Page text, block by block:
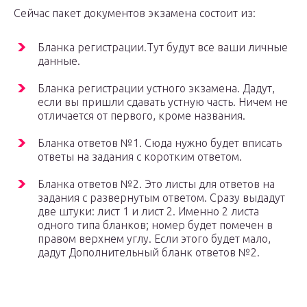
Сейчас пакет документов экзамена состоит из:
Бланка регистрации.Тут будут все ваши личные
данные.
Бланка регистрации устного экзамена. Дадут,
если вы пришли сдавать устную часть. Ничем не
отличается от первого, кроме названия.
Бланка ответов №1. Сюда нужно будет вписать
ответы на задания с коротким ответом.
Бланка ответов №2. Это листы для ответов на
задания с развернутым ответом. Сразу выдадут
две штуки: лист 1 и лист 2. Именно 2 листа
одного типа бланков; номер будет помечен в
правом верхнем углу. Если этого будет мало,
дадут Дополнительный бланк ответов №2.